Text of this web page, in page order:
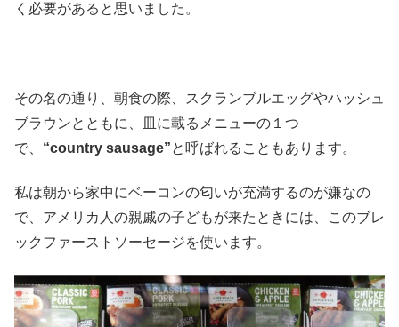
く必要があると思いました。
その名の通り、朝食の際、スクランブルエッグやハッシュ
ブラウンとともに、皿に載るメニューの１つ
で、 “country sausage”と呼ばれることもあります。
私は朝から家中にベーコンの匂いが充満するのが嫌なの
で、アメリカ人の親戚の子どもが来たときには、このブレ
ックファーストソーセージを使います。